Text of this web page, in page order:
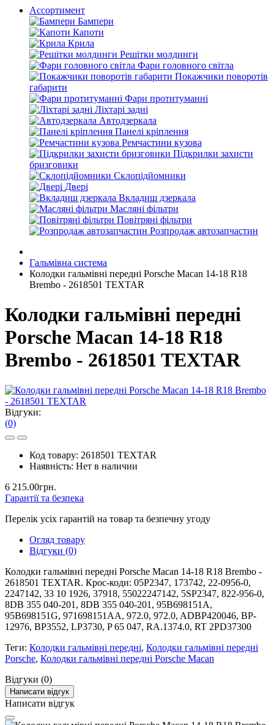
Ассортимент
Бампери
Капоти
Крила
Решітки молдинги
Фари головного світла
Покажчики поворотів
габарити
Фари протитуманні
Ліхтарі задні
Автодзеркала
Панелі кріплення
Ремчастини кузова
Підкрилки захисти
бризговики
Склопідйомники
Двері
Вкладиш дзеркала
Масляні фільтри
Повітряні фільтри
Розпродаж автозапчастин
Гальмівна система
Колодки гальмівні передні Porsche Macan 14-18 R18
Brembo - 2618501 TEXTAR
Колодки гальмівні передні
Porsche Macan 14-18 R18
Brembo - 2618501 TEXTAR
Відгуки:
(0)
Код товару: 2618501 TEXTAR
Наявність: Нет в наличии
6 215.00грн.
Гарантії та безпека
Перелік усіх гарантій на товар та безпечну угоду
Огляд товару
Відгуки (0)
Колодки гальмівні передні Porsche Macan 14-18 R18 Brembo -
2618501 TEXTAR. Крос-коди: 05P2347, 173742, 22-0956-0,
2247142, 33 10 1926, 37918, 55022247142, 5SP2347, 822-956-0,
8DB 355 040-201, 8DB 355 040-201, 95B698151A,
95B698151G, 971698151AA, 972.0, 972.0, ADBP420046, BP-
12976, BP3552, LP3730, P 65 047, RA.1374.0, RT 2PD37300
Теги: Колодки гальмівні передні, Колодки гальмівні передні
Porsche, Колодки гальмівні передні Porsche Macan
Відгуки (0)
Написати відгук
Написати відгук